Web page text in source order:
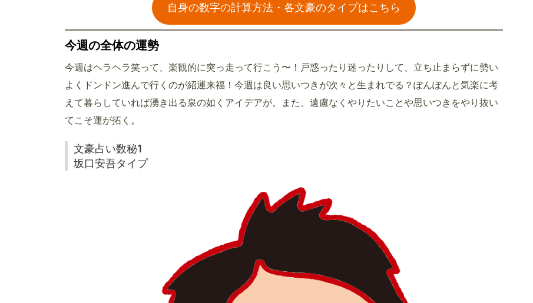
自身の数字の計算方法・各文豪のタイプはこちら
今週の全体の運勢
今週はヘラヘラ笑って、楽観的に突っ走って行こう〜！戸惑ったり迷ったりして、立ち止まらずに勢い
よくドンドン進んで行くのが紹運来福！今週は良い思いつきが次々と生まれでる？ぽんぽんと気楽に考
えて暮らしていれば湧き出る泉の如くアイデアが。また、遠慮なくやりたいことや思いつきをやり抜い
てこそ運が拓く。
文豪占い数秘1
坂口安吾タイプ